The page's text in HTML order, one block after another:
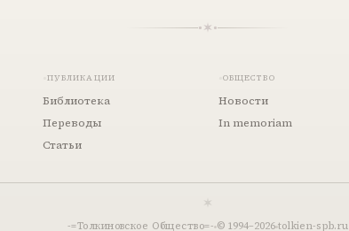
ПУБЛИКАЦИИ
Библиотека
Переводы
Статьи
ОБЩЕСТВО
Новости
In memoriam
-=Толкиновское Общество=- © 1994–2026 tolkien-spb.ru